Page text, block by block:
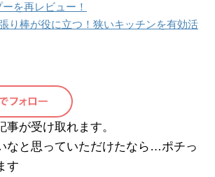
を再レビュー！
り棒が役に立つ！狭いキッチンを有効活
が受け取れます。
なと思っていただけたなら…ポチっ
す